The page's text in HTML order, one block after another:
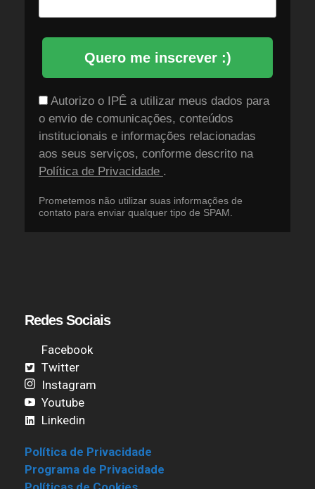
Quero me inscrever :)
Autorizo o IPÊ a utilizar meus dados para
o envio de comunicações, conteúdos
institucionais e informações relacionadas
aos seus serviços, conforme descrito na
Política de Privacidade .
Prometemos não utilizar suas informações de
contato para enviar qualquer tipo de SPAM.
Redes Sociais
Facebook
Twitter
Instagram
Youtube
Linkedin
Política de Privacidade
Programa de Privacidade